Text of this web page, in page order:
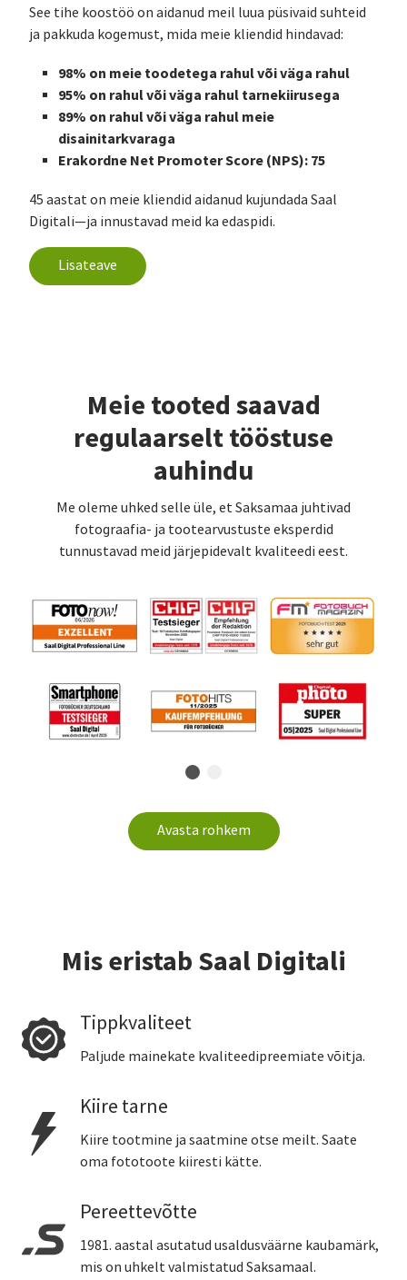
See tihe koostöö on aidanud meil luua püsivaid suhteid
ja pakkuda kogemust, mida meie kliendid hindavad:
98% on meie toodetega rahul või väga rahul
95% on rahul või väga rahul tarnekiirusega
89% on rahul või väga rahul meie
disainitarkvaraga
Erakordne Net Promoter Score (NPS): 75
45 aastat on meie kliendid aidanud kujundada Saal
Digitali—ja innustavad meid ka edaspidi.
Lisateave
Meie tooted saavad
regulaarselt tööstuse
auhindu
Me oleme uhked selle üle, et Saksamaa juhtivad
fotograafia- ja tootearvustuste eksperdid
tunnustavad meid järjepidevalt kvaliteedi eest.
Avasta rohkem
Mis eristab Saal Digitali
Tippkvaliteet
Paljude mainekate kvaliteedipreemiate võitja.
Kiire tarne
Kiire tootmine ja saatmine otse meilt. Saate
oma fototoote kiiresti kätte.
Pereettevõtte
1981. aastal asutatud usaldusväärne kaubamärk,
mis on uhkelt valmistatud Saksamaal.